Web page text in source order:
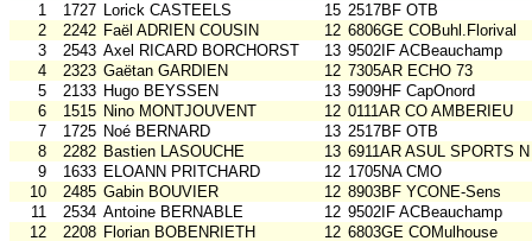
1
1727 Lorick CASTEELS 15 2517BF OTB
2
2242 Faël ADRIEN COUSIN 12 6806GE COBuhl.Florival
3
2543 Axel RICARD BORCHORST 13 9502IF ACBeauchamp
4
2323 Gaëtan GARDIEN 12 7305AR ECHO 73
5
2133 Hugo BEYSSEN 13 5909HF CapOnord
6
1515 Nino MONTJOUVENT 12 0111AR CO AMBERIEU
7
1725 Noé BERNARD 13 2517BF OTB
8
2282 Bastien LASOUCHE 13 6911AR ASUL SPORTS
9
1633 ELOANN PRITCHARD 12 1705NA CMO
10
2485 Gabin BOUVIER 12 8903BF YCONE-Sens
11
2534 Antoine BERNABLE 12 9502IF ACBeauchamp
12
2208 Florian BOBENRIETH 12 6803GE COMulhouse